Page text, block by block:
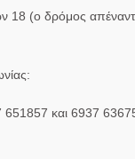
18 (ο δρόμος
και 6937